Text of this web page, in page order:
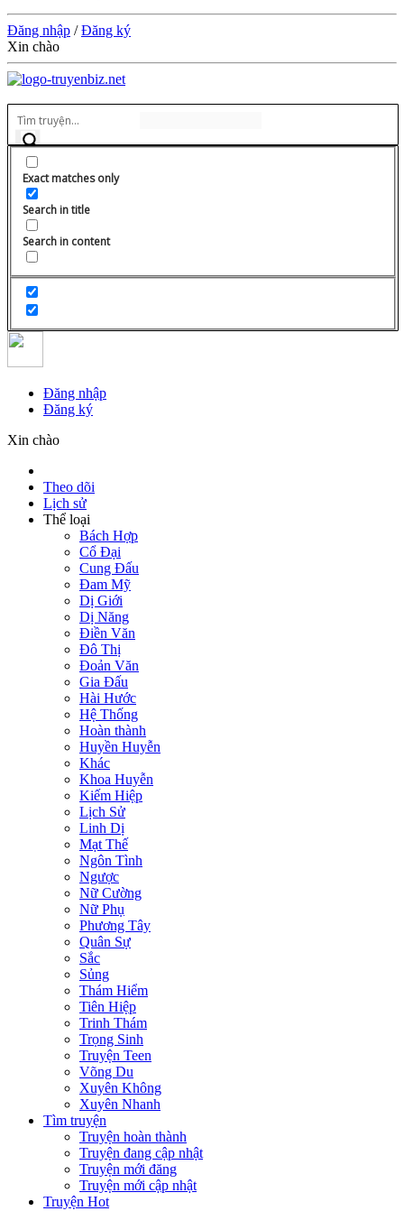
Đăng nhập /Đăng ký
Xin chào
Exact matches only
Search in title
Search in content
Đăng nhập
Đăng ký
Xin chào
Theo dõi
Lịch sử
Thể loại
Bách Hợp
Cổ Đại
Cung Đấu
Đam Mỹ
Dị Giới
Dị Năng
Điền Văn
Đô Thị
Đoản Văn
Gia Đấu
Hài Hước
Hệ Thống
Hoàn thành
Huyền Huyễn
Khác
Khoa Huyễn
Kiếm Hiệp
Lịch Sử
Linh Dị
Mạt Thế
Ngôn Tình
Ngược
Nữ Cường
Nữ Phụ
Phương Tây
Quân Sự
Sắc
Sủng
Thám Hiểm
Tiên Hiệp
Trinh Thám
Trọng Sinh
Truyện Teen
Võng Du
Xuyên Không
Xuyên Nhanh
Tìm truyện
Truyện hoàn thành
Truyện đang cập nhật
Truyện mới đăng
Truyện mới cập nhật
Truyện Hot